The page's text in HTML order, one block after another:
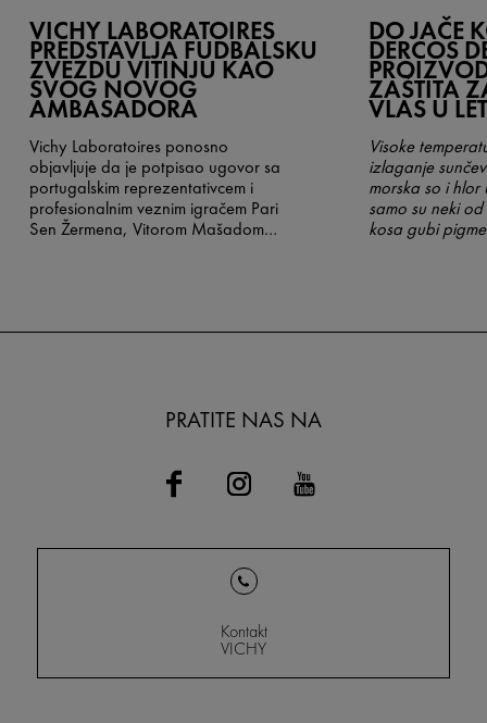
VICHY LABORATOIRES
PREDSTAVLJA FUDBALSKU
ZVEZDU VITINJU KAO
SVOG NOVOG
AMBASADORA
Vichy Laboratoires ponosno
objavljuje da je potpisao ugovor sa
portugalskim reprezentativcem i
profesionalnim veznim igračem Pari
Sen Žermena, Vitorom Mašadom
DO JAČE
DERCOS
ZAŠTITA
VLAS U
Visoke
izlaganje
morska so i
samo su neki
kosa gubi
PRATITE NAS NA
Kontakt
VICHY